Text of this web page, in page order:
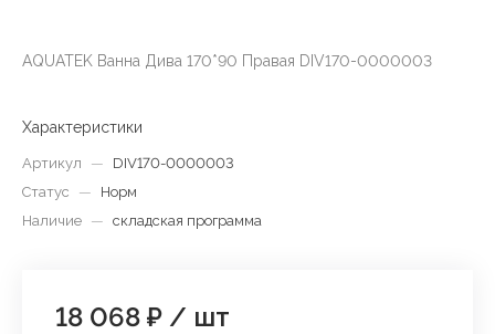
AQUATEK Ванна Дива 170*90 Правая DIV170-0000003
Характеристики
Артикул —
DIV170-0000003
Статус
—
Норм
Наличие — складская программа
18 068 ₽ / шт